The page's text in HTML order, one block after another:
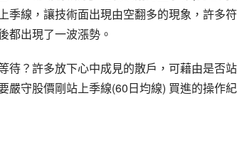
季線，讓技術面出現由空翻多的現象，許多
都出現了一波漲勢。
待？許多放下心中成見的散戶，可藉由是否
嚴守股價剛站上季線(60日均線) 買進的操作紀